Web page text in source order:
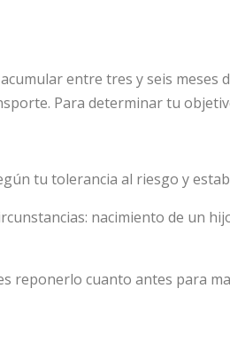
entre tres y seis meses
Para determinar tu
tu tolerancia al riesgo y
nacimiento de un
reponerlo cuanto antes para